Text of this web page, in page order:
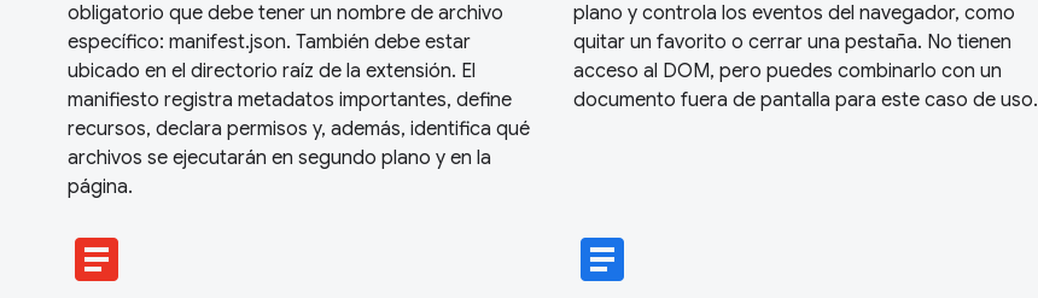
obligatorio que debe tener un nombre de archivo
específico: manifest.json. También debe estar
ubicado en el directorio raíz de la extensión. El
manifiesto registra metadatos importantes, define
recursos, declara permisos y, además, identifica qué
archivos se ejecutarán en segundo plano y en la
página.
plano y controla los eventos del navegador, como
quitar un favorito o cerrar una pestaña. No tienen
acceso al DOM, pero puedes combinarlo con un
documento fuera de pantalla para este caso de uso.
article article